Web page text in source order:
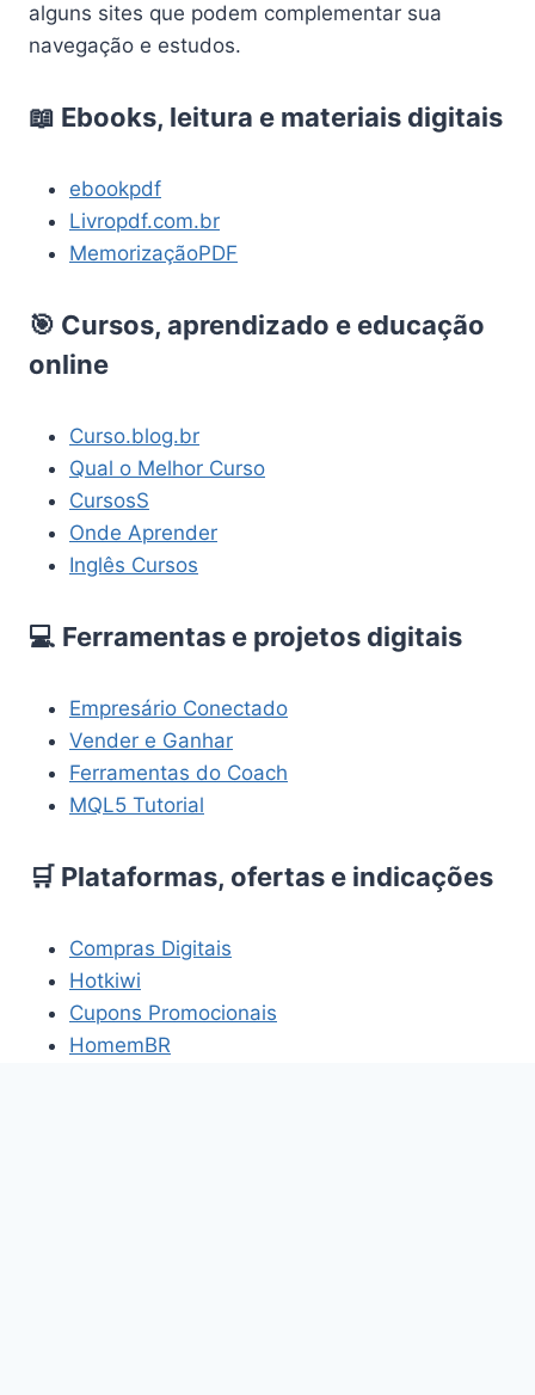
alguns sites que podem complementar sua
navegação e estudos.
📖 Ebooks, leitura e materiais digitais
ebookpdf
Livropdf.com.br
MemorizaçãoPDF
🎯 Cursos, aprendizado e educação
online
Curso.blog.br
Qual o Melhor Curso
CursosS
Onde Aprender
Inglês Cursos
💻 Ferramentas e projetos digitais
Empresário Conectado
Vender e Ganhar
Ferramentas do Coach
MQL5 Tutorial
🛒 Plataformas, ofertas e indicações
Compras Digitais
Hotkiwi
Cupons Promocionais
HomemBR